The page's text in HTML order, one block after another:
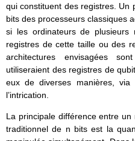
qui constituent des registres. Un
bits des processeurs classiques
si les ordinateurs de plusieurs
registres de cette taille ou des
architectures envisagées
utiliseraient des registres de
eux de diverses manières,
l’intrication.
La principale différence entre
traditionnel de n bits est la